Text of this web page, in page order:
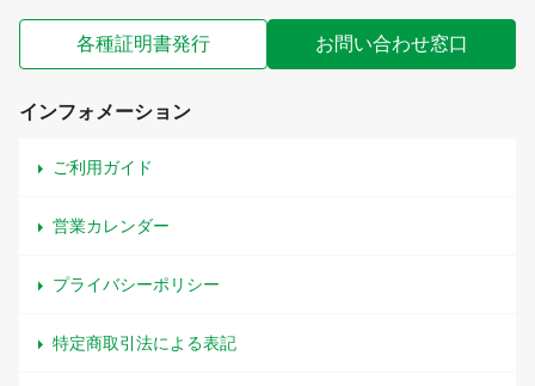
各種証明書発行 お問い合わせ窓口
インフォメーション
ご利用ガイド
営業カレンダー
プライバシーポリシー
特定商取引法による表記